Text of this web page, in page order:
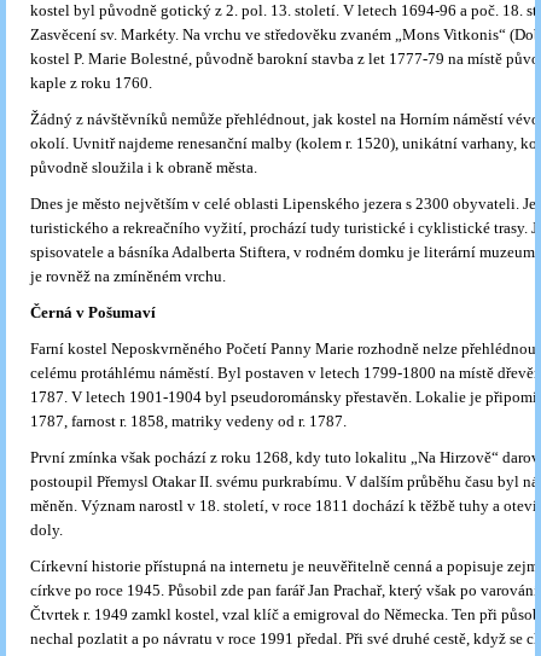
kostel byl původně gotický z 2. pol. 13. století. V letech 1694-96 a poč. 18.
Zasvěcení sv. Markéty. Na vrchu ve středověku zvaném „Mons Vitkonis“
kostel P. Marie Bolestné, původně barokní stavba z let 1777-79 na místě
kaple z roku 1760.
Žádný z návštěvníků nemůže přehlédnout, jak kostel na Horním náměstí
okolí. Uvnitř najdeme renesanční malby (kolem r. 1520), unikátní varhany,
původně sloužila i k obraně města.
Dnes je město největším v celé oblasti Lipenského jezera s 2300 obyvateli. Je
turistického a rekreačního vyžití, prochází tudy turistické i cyklistické trasy.
spisovatele a básníka Adalberta Stiftera, v rodném domku je literární
je rovněž na zmíněném vrchu.
Černá v Pošumaví
Farní kostel Neposkvrněného Početí Panny Marie rozhodně nelze
celému protáhlému náměstí. Byl postaven v letech 1799-1800 na místě
1787. V letech 1901-1904 byl pseudorománsky přestavěn. Lokalie je
1787, farnost r. 1858, matriky vedeny od r. 1787.
První zmínka však pochází z roku 1268, kdy tuto lokalitu „Na Hirzově“
postoupil Přemysl Otakar II. svému purkrabímu. V dalším průběhu času byl
měněn. Význam narostl v 18. století, v roce 1811 dochází k těžbě tuhy a
doly.
Církevní historie přístupná na internetu je neuvěřitelně cenná a popisuje
církve po roce 1945. Působil zde pan farář Jan Prachař, který však po
Čtvrtek r. 1949 zamkl kostel, vzal klíč a emigroval do Německa. Ten při
nechal pozlatit a po návratu v roce 1991 předal. Při své druhé cestě, když se